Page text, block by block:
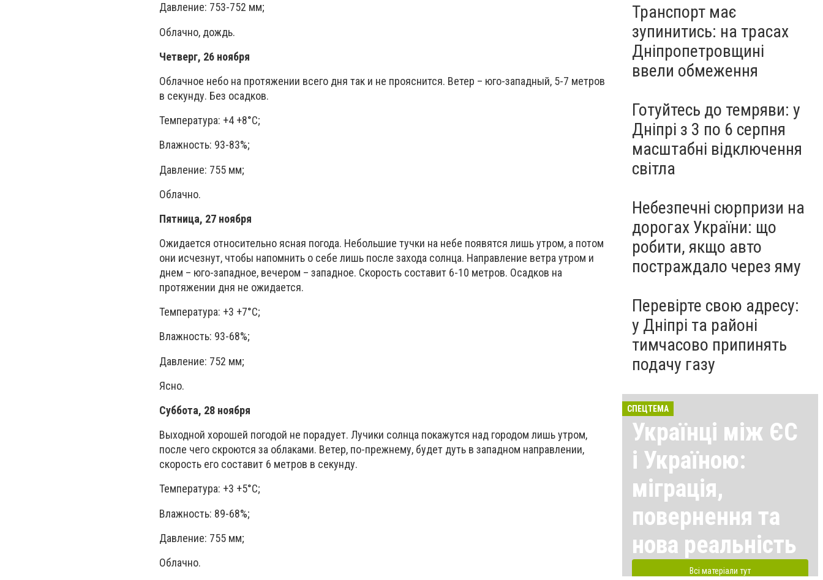
Давление: 753-752 мм;
Облачно, дождь.
Четверг, 26 ноября
Облачное небо на протяжении всего дня так и не прояснится. Ветер – юго-западный, 5-7 метров
в секунду. Без осадков.
Температура: +4 +8°C;
Влажность: 93-83%;
Давление: 755 мм;
Облачно.
Пятница, 27 ноября
Ожидается относительно ясная погода. Небольшие тучки на небе появятся лишь утром, а потом
они исчезнут, чтобы напомнить о себе лишь после захода солнца. Направление ветра утром и
днем – юго-западное, вечером – западное. Скорость составит 6-10 метров. Осадков на
протяжении дня не ожидается.
Температура: +3 +7°C;
Влажность: 93-68%;
Давление: 752 мм;
Ясно.
Суббота, 28 ноября
Выходной хорошей погодой не порадует. Лучики солнца покажутся над городом лишь утром,
после чего скроются за облаками. Ветер, по-прежнему, будет дуть в западном направлении,
скорость его составит 6 метров в секунду.
Температура: +3 +5°C;
Влажность: 89-68%;
Давление: 755 мм;
Облачно.
Транспорт має
зупинитись: на трасах
Дніпропетровщині
ввели обмеження
Готуйтесь до темряви: у
Дніпрі з 3 по 6 серпня
масштабні відключення
світла
Небезпечні сюрпризи на
дорогах України: що
робити, якщо авто
постраждало через яму
Перевірте свою адресу:
у Дніпрі та районі
тимчасово припинять
подачу газу
СПЕЦТЕМА
Українці між ЄС
і Україною:
міграція,
повернення та
нова реальність
Всі матеріали тут